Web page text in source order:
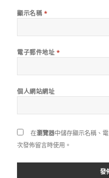
顯示名稱 *
電子郵件地址 *
個人網站網址
在瀏覽器中儲存顯示名稱、
次發佈留言時使用。